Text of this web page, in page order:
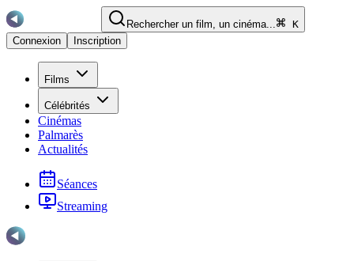
Rechercher un film, un cinéma...
K
Connexion
Inscription
Films
Célébrités
Cinémas
Palmarès
Actualités
Séances
Streaming